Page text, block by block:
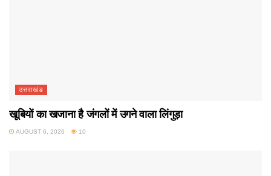
उत्तराखंड
खूबियों का खजाना है जंगलों में उगने वाला लिंगुड़ा
AUGUST 6, 2026 10